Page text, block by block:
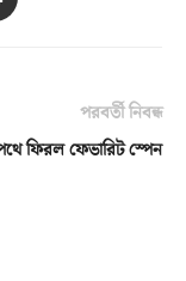
পরবর্তী নিবন্ধ
ফিরল ফেভারিট স্পেন